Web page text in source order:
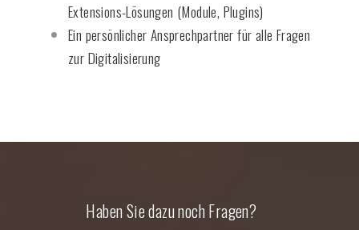
Extensions-Lösungen (Module, Plugins)
Ein persönlicher Ansprechpartner für alle Fragen
zur Digitalisierung
Haben Sie dazu noch Fragen?